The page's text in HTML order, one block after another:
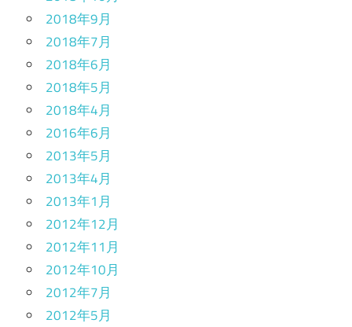
2018年9月
2018年7月
2018年6月
2018年5月
2018年4月
2016年6月
2013年5月
2013年4月
2013年1月
2012年12月
2012年11月
2012年10月
2012年7月
2012年5月